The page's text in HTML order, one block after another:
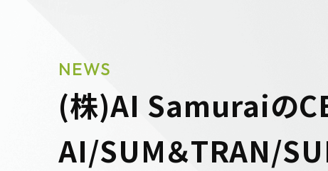
(株)AI Samuraiの
AI/SUM＆TRAN/
NEWS